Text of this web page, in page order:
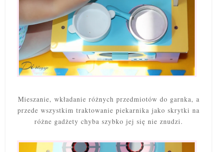
Mieszanie, wkładanie różnych przedmiotów do garnka, a
przede wszystkim traktowanie piekarnika jako skrytki na
różne gadżety chyba szybko jej się nie znudzi.